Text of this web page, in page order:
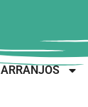
ARRANJOS